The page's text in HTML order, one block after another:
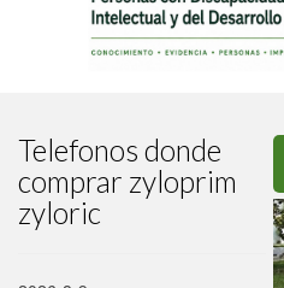
Telefonos donde
comprar zyloprim
zyloric